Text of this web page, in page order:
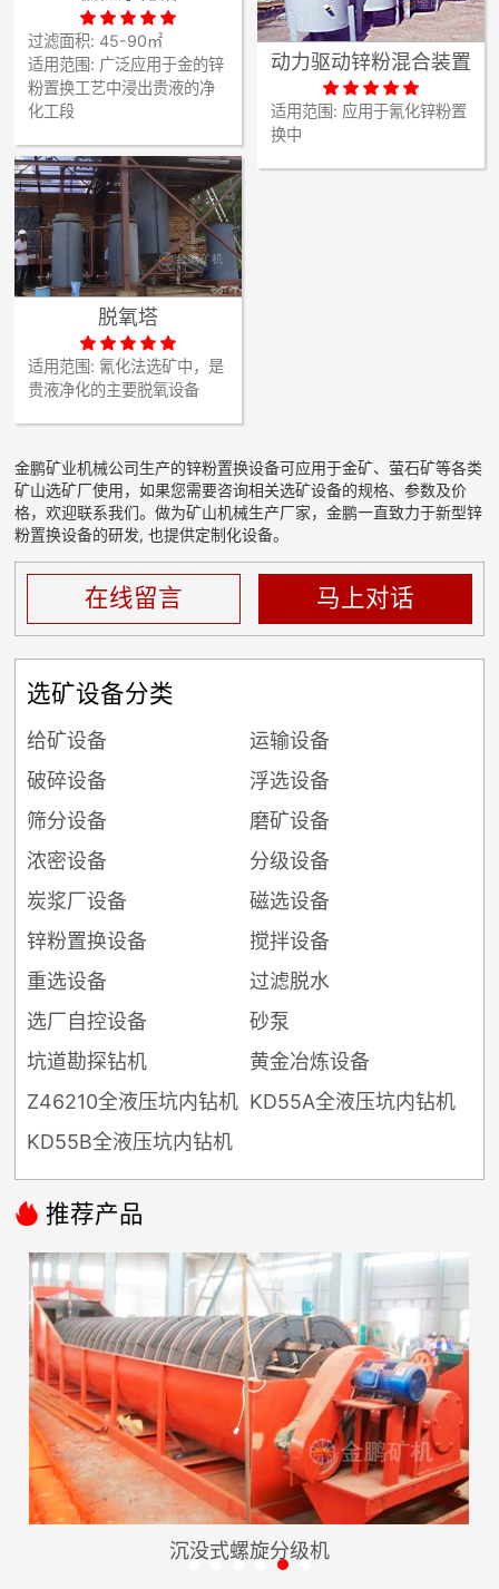
    
过滤面积: 45-90㎡
适用范围: 广泛应用于金的锌
粉置换工艺中浸出贵液的净
化工段
脱氧塔
    
适用范围: 氰化法选矿中，是
贵液净化的主要脱氧设备
动力驱动锌粉混合装置
    
适用范围: 应用于氰化锌粉置
换中
金鹏矿业机械公司生产的锌粉置换设备可应用于金矿、萤石矿等各类
矿山选矿厂使用，如果您需要咨询相关选矿设备的规格、参数及价
格，欢迎联系我们。做为矿山机械生产厂家，金鹏一直致力于新型锌
粉置换设备的研发, 也提供定制化设备。
在线留言 马上对话
选矿设备分类
给矿设备
运输设备
破碎设备
浮选设备
筛分设备
磨矿设备
浓密设备
分级设备
炭浆厂设备
磁选设备
锌粉置换设备
搅拌设备
重选设备
过滤脱水
选厂自控设备
砂泵
坑道勘探钻机
黄金冶炼设备
Z46210全液压坑内钻机 KD55A全液压坑内钻机
KD55B全液压坑内钻机
 推荐产品
沉没式螺旋分级机